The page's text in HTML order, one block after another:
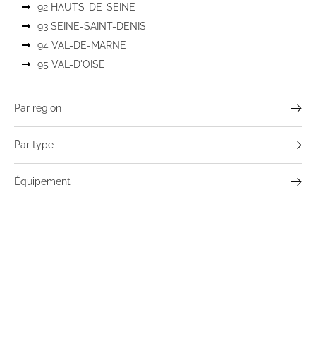
92 HAUTS-DE-SEINE
93 SEINE-SAINT-DENIS
94 VAL-DE-MARNE
95 VAL-D'OISE
Par région
Par type
Équipement